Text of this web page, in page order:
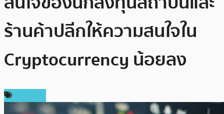
ร้านค้าปลีกให้ความสนใจใน
Cryptocurrency น้อยลง